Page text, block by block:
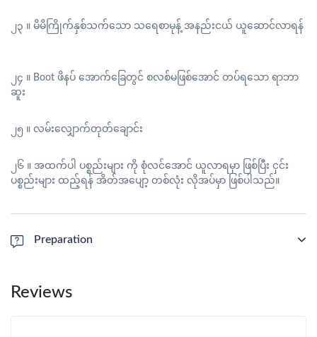
၂၃ ။ မိမိကြိုက်နှစ်သက်သော သရေစာမုန့် အနည်းငယ် ယူဆောင်လာရန်
၂၄ ။ Boot ဖိနပ် အောက်ခြေတွင် စလစ်မဖြစ်အောင် တပ်ရသော ရာဘာ
ဆူး
၂၅ ။ လမ်းလျှောက်တုတ်ချောင်း
၂၆ ။ အထက်ပါ ပစ္စည်းများ ကို စုံလင်အောင် ယူလာရမှာ ဖြစ်ပြီး ငှင်း
ပစ္စည်းများ ထည့်ရန် အိတ်အပျော့ တစ်လုံး လိုအပ်မှာ ဖြစ်ပါသည်။
Preparation
အဆင်းအတက် လမ်းလျှောက်ထားရန် လိုအပ်ပါတယ်။
Reviews